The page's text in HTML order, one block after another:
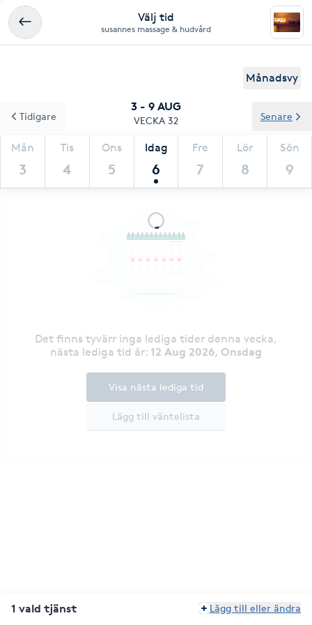
Välj tid
susannes massage & hudvård
Månadsvy
3 - 9 AUG
VECKA 32
Mån
3
Tis
4
Ons
5
Idag
6
Fre
7
Lör
8
Sön
9
Tidigare Senare
Det finns tyvärr inga lediga tider denna vecka,
nästa lediga tid är: 12 Aug 2026, Onsdag
Lägg till väntelista
Visa nästa lediga tid
1 vald tjänst Lägg till eller ändra